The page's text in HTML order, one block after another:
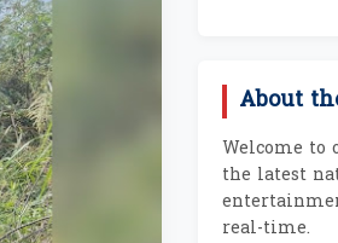
About
Welcome to
the latest
real-time.